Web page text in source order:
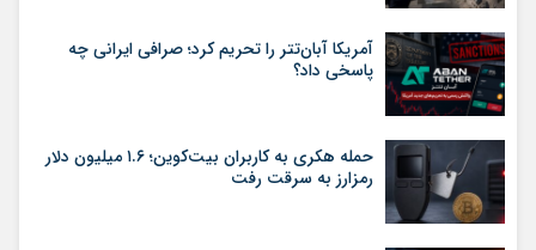
آمریکا آبان‌تتر را تحریم کرد؛ صرافی ایرانی چه
پاسخی داد؟
حمله هکری به کاربران بیت‌کوین؛ ۱.۶ میلیون دلار
رمزارز به سرقت رفت